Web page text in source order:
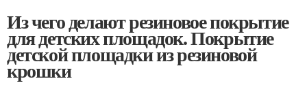
Из чего делают резиновое покрытие
для детских площадок. Покрытие
детской площадки из резиновой
крошки